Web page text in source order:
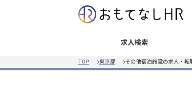
求人検索
TOP 東京都 その他宿泊施設の求人・転